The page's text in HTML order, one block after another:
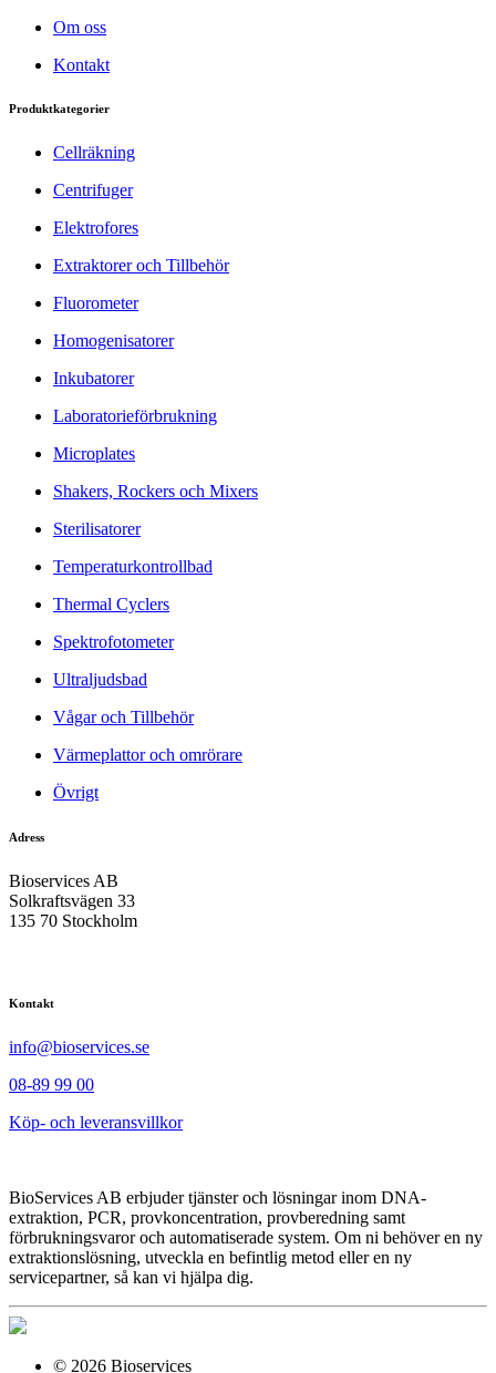
Om oss
Kontakt
Produktkategorier
Cellräkning
Centrifuger
Elektrofores
Extraktorer och Tillbehör
Fluorometer
Homogenisatorer
Inkubatorer
Laboratorieförbrukning
Microplates
Shakers, Rockers och Mixers
Sterilisatorer
Temperaturkontrollbad
Thermal Cyclers
Spektrofotometer
Ultraljudsbad
Vågar och Tillbehör
Värmeplattor och omrörare
Övrigt
Adress
Bioservices AB
Solkraftsvägen 33
135 70 Stockholm
Kontakt
info@bioservices.se
08-89 99 00
Köp- och leveransvillkor
BioServices AB erbjuder tjänster och lösningar inom DNA-
extraktion, PCR, provkoncentration, provberedning samt
förbrukningsvaror och automatiserade system. Om ni behöver en ny
extraktionslösning, utveckla en befintlig metod eller en ny
servicepartner, så kan vi hjälpa dig.
© 2026 Bioservices